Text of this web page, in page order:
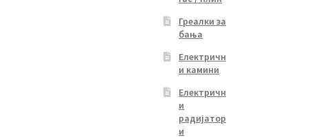
Греалки за
бања
Електричн
и камини
Електричн
и
радијатор
и